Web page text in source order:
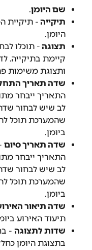
שם היומן.
תיקייה - תיקיית
היומן.
תצוגה - תוכלו
קיימת בתיקייה.
ותצוגת משימות
שדה תאריך
התאריך ייבחר
לב שיש לבחור
שהמערכת תוכל
ביומן.
שדה תאריך סיום
התאריך ייבחר
לב שיש לבחור
שהמערכת תוכל
ביומן.
שדה תיאור
תיעוד האירוע
שדות לתצוגה -
בתצוגת היומן